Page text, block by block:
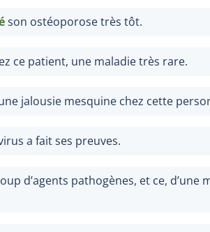
son ostéoporose très tôt.
ce patient, une maladie très rare.
jalousie mesquine chez cette
a fait ses preuves.
d’agents pathogènes, et ce, d’une